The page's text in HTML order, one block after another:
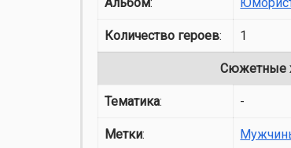
Количество героев: 1
Сюжетные
Тематика: -
Метки: